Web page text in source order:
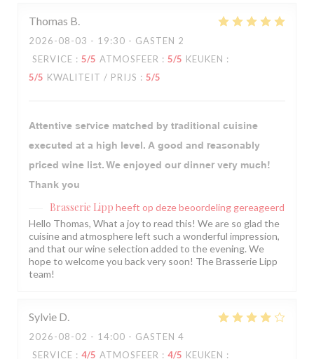
Thomas B
2026-08-03 - 19:30 - GASTEN 2
SERVICE : 5/5 ATMOSFEER : 5/5 KEUKEN :
5/5 KWALITEIT / PRIJS : 5/5
Attentive service matched by traditional cuisine
executed at a high level. A good and reasonably
priced wine list. We enjoyed our dinner very much!
Thank you
Brasserie Lipp heeft op deze beoordeling gereageerd
Hello Thomas, What a joy to read this! We are so glad the
cuisine and atmosphere left such a wonderful impression,
and that our wine selection added to the evening. We
hope to welcome you back very soon! The Brasserie Lipp
team!
Sylvie D
2026-08-02 - 14:00 - GASTEN 4
SERVICE : 4/5 ATMOSFEER : 4/5 KEUKEN :